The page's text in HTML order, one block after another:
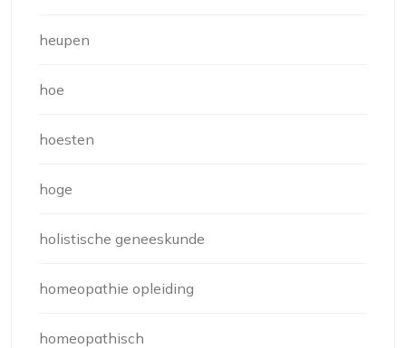
heupen
hoe
hoesten
hoge
holistische geneeskunde
homeopathie opleiding
homeopathisch